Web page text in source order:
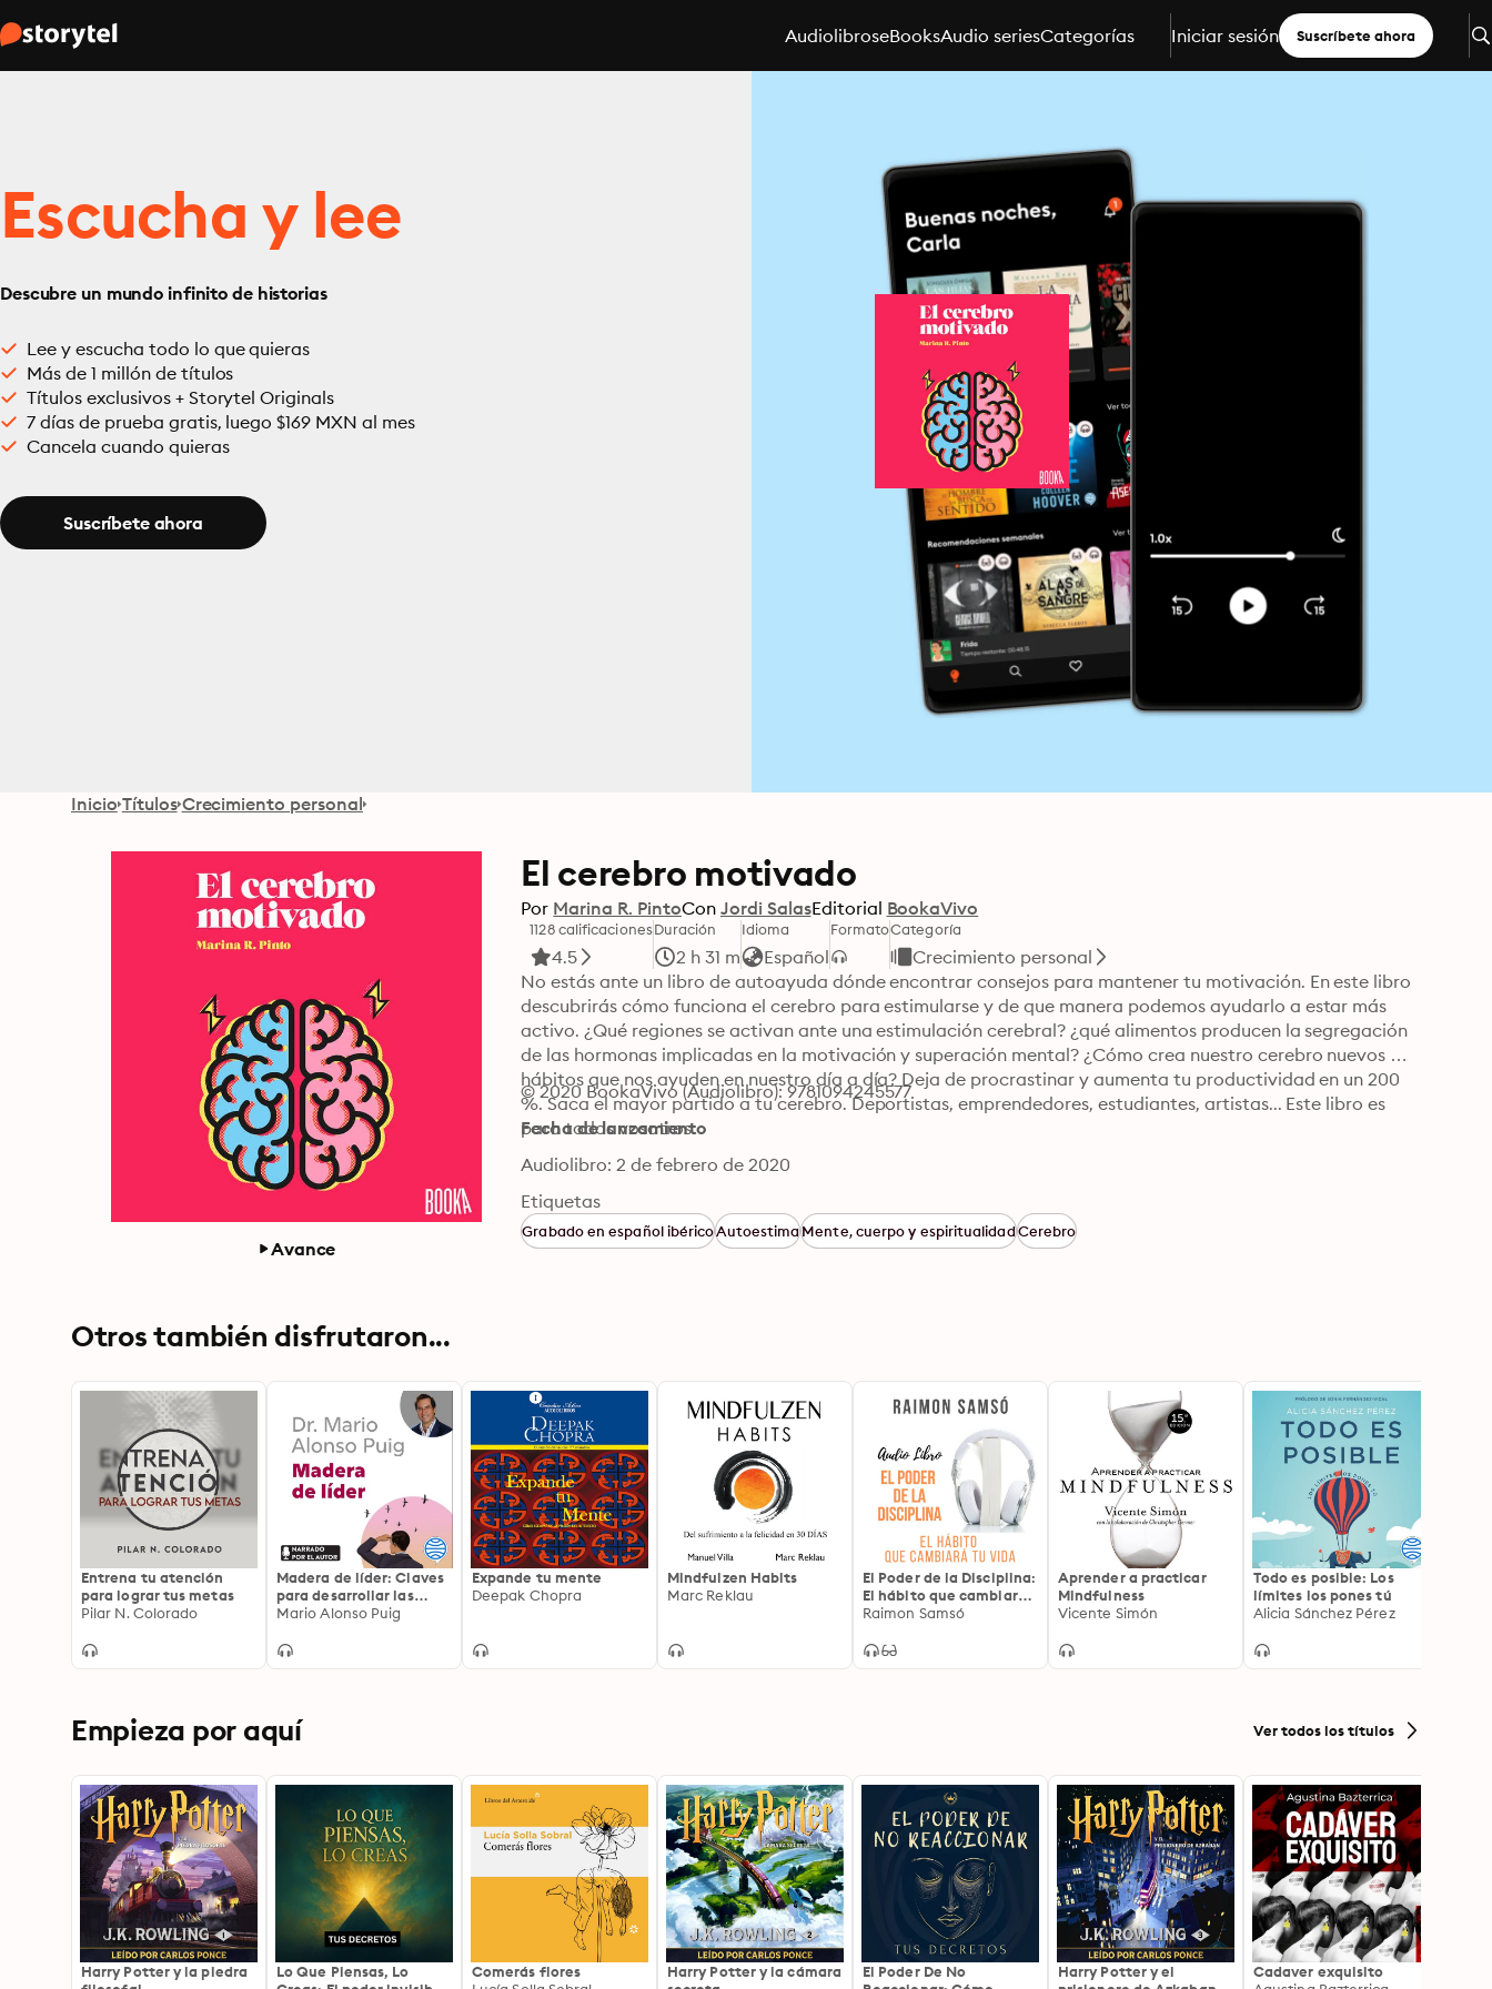
AudiolibroseBooksAudio seriesCategorías Iniciar sesión Suscríbete ahora
Escucha y lee
Descubre un mundo infinito de historias
Lee y escucha todo lo que quieras
Más de 1 millón de títulos
Títulos exclusivos + Storytel Originals
7 días de prueba gratis, luego $169 MXN al mes
Cancela cuando quieras
Suscríbete ahora
Inicio Títulos Crecimiento personal
Avance
El cerebro motivado
Por Marina R. PintoCon Jordi SalasEditorial BookaVivo
1128 calificaciones
4.5
Duración
2 h 31 m
Idioma
Español
FormatoCategoría
Crecimiento personal
No estás ante un libro de autoayuda dónde encontrar consejos para mantener tu motivación. En este libro
descubrirás cómo funciona el cerebro para estimularse y de que manera podemos ayudarlo a estar más
activo. ¿Qué regiones se activan ante una estimulación cerebral? ¿qué alimentos producen la segregación
de las hormonas implicadas en la motivación y superación mental? ¿Cómo crea nuestro cerebro nuevos
hábitos que nos ayuden en nuestro día a día? Deja de procrastinar y aumenta tu productividad en un 200
%. Saca el mayor partido a tu cerebro. Deportistas, emprendedores, estudiantes, artistas... Este libro es
para todos vosotros.
© 2020 BookaVivo (Audiolibro): 9781094245577
Fecha de lanzamiento
Audiolibro: 2 de febrero de 2020
Etiquetas
Grabado en español ibéricoAutoestimaMente, cuerpo y espiritualidadCerebro
Otros también disfrutaron...
Entrena tu atención
para lograr tus metas
Pilar N. Colorado
Madera de líder: Claves
para desarrollar las
capacidades de
y en la vida
Mario Alonso Puig
Expande tu mente
Deepak Chopra
Mindfulzen Habits
Marc Reklau
El Poder de la Disciplina:
El hábito que cambiará
tu vida
Raimon Samsó
Aprender a practicar
Mindfulness
Vicente Simón
Todo es posible: Los
límites los pones tú
Alicia Sánchez Pérez
Empieza por aquí Ver todos los títulos
Harry Potter y la piedra
Lo Que Piensas, Lo
Comerás flores
Harry Potter y la cámara
El Poder De No
Harry Potter y el
Cadaver exquisito